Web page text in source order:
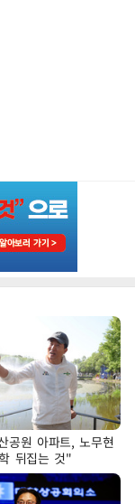
공원 아파트, 노무현
뒤집는 것"